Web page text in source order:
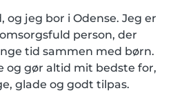
og jeg bor i Odense. Jeg er
person, der
tid sammen med børn.
og gør altid mit bedste for,
glade og godt tilpas.